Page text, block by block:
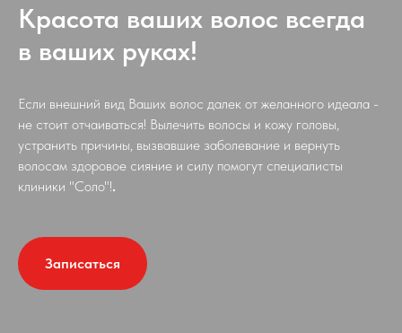
Красота ваших волос всегда
в ваших руках!
Если внешний вид Ваших волос далек от желанного идеала -
не стоит отчаиваться! Вылечить волосы и кожу головы,
устранить причины, вызвавшие заболевание и вернуть
волосам здоровое сияние и силу помогут специалисты
клиники "Соло"!.
Записаться